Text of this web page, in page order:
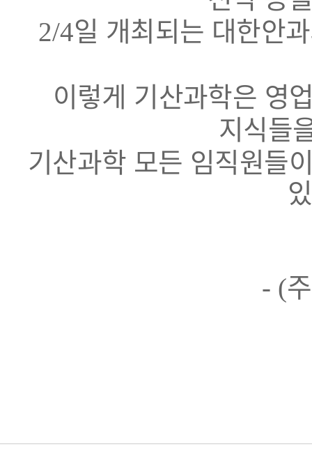
2/4일 개최되는 대한안
이렇게 기산과학은 영
지식들
기산과학 모든 임직원들
- (주